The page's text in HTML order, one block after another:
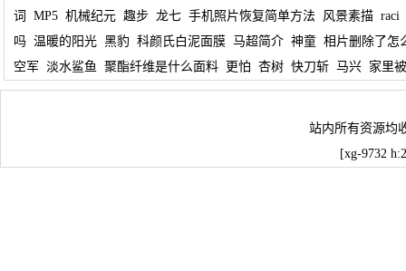
词
MP5 机械纪元 趣步 龙七 手机照片恢复简单方法 风景素描 raci
吗 温暖的阳光 黑豹 科颜氏白泥面膜 马超简介 神童 相片删除了怎
空军 淡水鲨鱼 聚酯纤维是什么面料 更怕 杏树 快刀斩 马兴 家里
站内所有资源均
[xg-9732